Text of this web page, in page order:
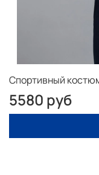
Спортивный
5580 руб